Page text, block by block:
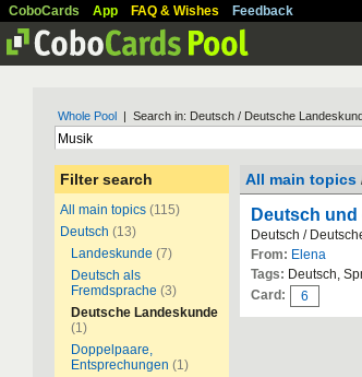
CoboCards App FAQ & Wishes Feedback
Whole Pool | Search in: Deutsch / Deutsche
Filter search
All main topics (115)
Deutsch (13)
Landeskunde (7)
Deutsch als
Fremdsprache (3)
Deutsche Landeskunde
(1)
Doppelpaare,
Entsprechungen (1)
All main topics
Deutsch
Deutsch /
From: Elena
Tags: Deutsch,
Card:
6